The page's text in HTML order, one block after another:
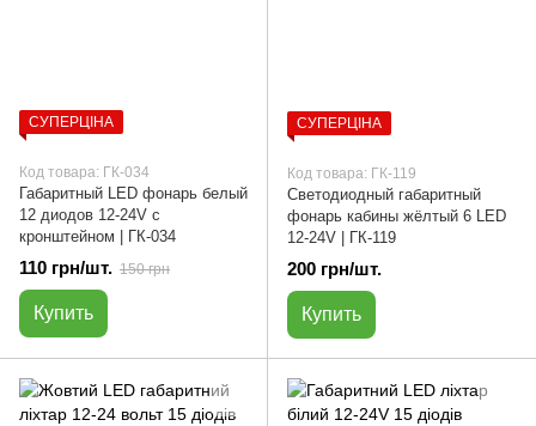
СУПЕРЦІНА
Код товара: ГК-034
Габаритный LED фонарь белый
12 диодов 12-24V с
кронштейном | ГК-034
110 грн/шт. 150 грн
Купить
СУПЕРЦІНА
Код товара: ГК-119
Светодиодный габаритный
фонарь кабины жёлтый 6 LED
12-24V | ГК-119
200 грн/шт.
Купить